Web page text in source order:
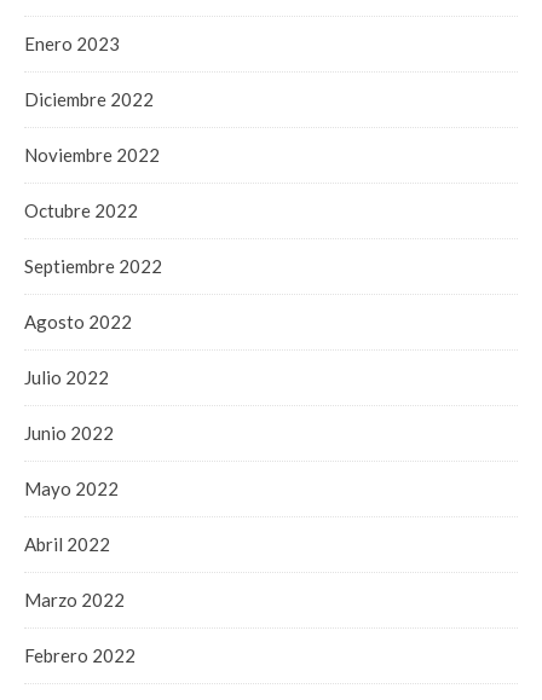
Enero 2023
Diciembre 2022
Noviembre 2022
Octubre 2022
Septiembre 2022
Agosto 2022
Julio 2022
Junio 2022
Mayo 2022
Abril 2022
Marzo 2022
Febrero 2022